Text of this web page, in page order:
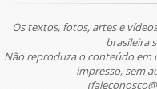
Os textos, fotos, artes e
brasileira
Não reproduza o conteúdo em
impresso, sem